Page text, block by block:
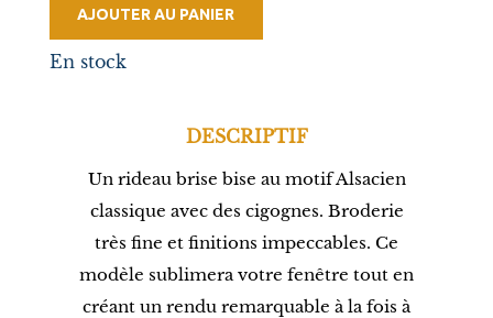
AJOUTER AU PANIER
En stock
DESCRIPTIF
Un rideau brise bise au motif Alsacien
classique avec des cigognes. Broderie
très fine et finitions impeccables. Ce
modèle sublimera votre fenêtre tout en
créant un rendu remarquable à la fois à